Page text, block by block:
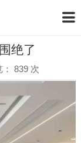
绝了
839 次